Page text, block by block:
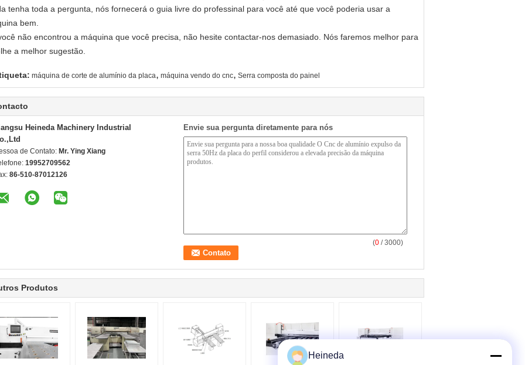
tenha toda a pergunta, nós fornecerá o guia livre do professinal para você até que você poderia usar a
bem.
não encontrou a máquina que você precisa, não hesite contactar-nos demasiado. Nós faremos melhor para
a melhor sugestão.
máquina de corte de alumínio da placa, máquina vendo do cnc, Serra composta do painel
Heineda Machinery Industrial
de Contato: Mr. Ying Xiang
19952709562
86-510-87012126
Envie sua pergunta diretamente para nós
(0 / 3000)
Produtos
Heineda